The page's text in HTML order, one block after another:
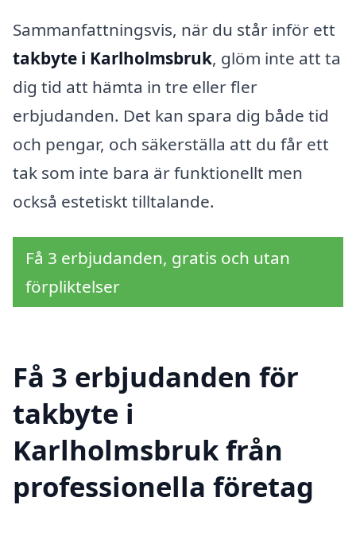
Sammanfattningsvis, när du står inför ett
takbyte i Karlholmsbruk, glöm inte att ta
dig tid att hämta in tre eller fler
erbjudanden. Det kan spara dig både tid
och pengar, och säkerställa att du får ett
tak som inte bara är funktionellt men
också estetiskt tilltalande.
Få 3 erbjudanden, gratis och utan
förpliktelser
Få 3 erbjudanden för
takbyte i
Karlholmsbruk från
professionella företag